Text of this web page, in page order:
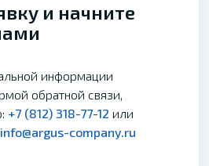
и начните
информации
обратной связи,
+7 (812) 318-77-12 или
info@argus-company.ru